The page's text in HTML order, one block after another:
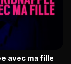
avec ma fille